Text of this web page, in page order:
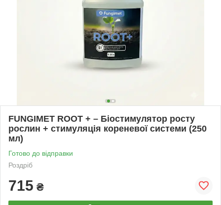
FUNGIMET ROOT + – Біостимулятор росту
рослин + стимуляція кореневої системи (250
мл)
Готово до відправки
Роздріб
715 ₴